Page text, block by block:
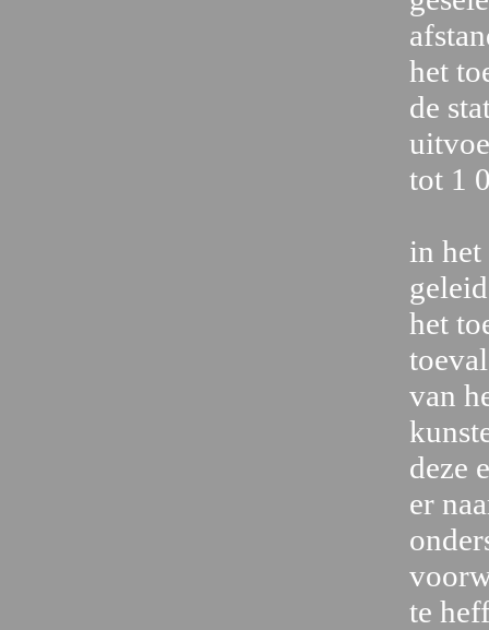
het
de
tot 1
in het
het
van
deze
er
te